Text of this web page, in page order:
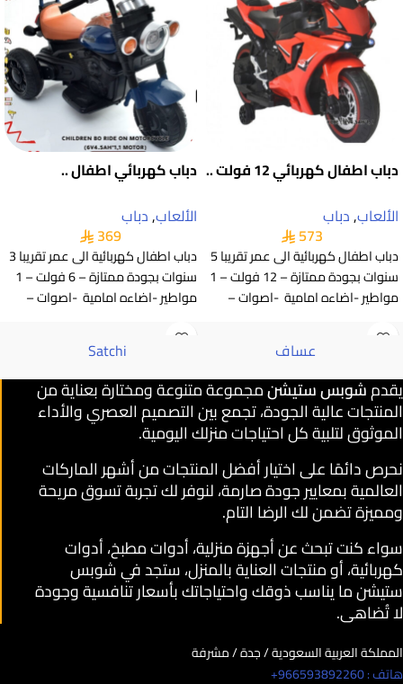
دباب اطفال كهربائي 12 فولت ..
الألعاب,دباب
573
دباب اطفال كهربائية الى عمر تقريبا 5
سنوات بجودة ممتازة – 12 فولت – 1
مواطير -اضاءه امامية -اصوات –
دباب كهربائي اطفال ..
الألعاب,دباب
369
دباب اطفال كهربائية الى عمر تقريبا 3
سنوات بجودة ممتازة – 6 فولت – 1
مواطير -اضاءه امامية -اصوات –
عساف Satchi
يقدمشوبس ستيشنمجموعة متنوعة ومختارة بعناية من
المنتجات عالية الجودة، تجمع بين التصميم العصري والأداء
الموثوق لتلبية كل احتياجات منزلك اليومية.
نحرص دائمًا على اختيار أفضل المنتجات من أشهر الماركات
العالمية بمعايير جودة صارمة، لنوفر لك تجربة تسوق مريحة
ومميزة تضمن لك الرضا التام.
سواء كنت تبحث عن أجهزة منزلية، أدوات مطبخ، أدوات
كهربائية، أو منتجات العناية بالمنزل، ستجد في شوبس
ستيشن ما يناسب ذوقك واحتياجاتك بأسعار تنافسية وجودة
لا تُضاهى.
المملكة العربية السعودية / جدة / مشرفة
هاتف : 966593892260+